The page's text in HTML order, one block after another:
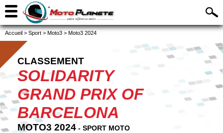
Accueil > Sport > Moto3 > Moto3 2024
CLASSEMENT
SOLIDARITY
GRAND PRIX OF
BARCELONA
MOTO3 2024 - SPORT MOTO